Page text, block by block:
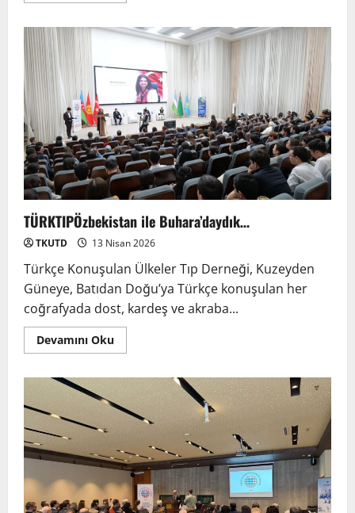
TÜRKTIPÖzbekistan ile Buhara’daydık…
TKUTD 13 Nisan 2026
Türkçe Konuşulan Ülkeler Tıp Derneği, Kuzeyden
Güneye, Batıdan Doğu’ya Türkçe konuşulan her
coğrafyada dost, kardeş ve akraba...
Devamını Oku